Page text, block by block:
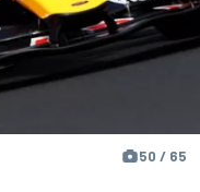
50 / 65